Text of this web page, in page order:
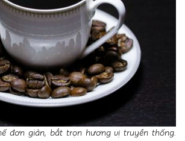
đơn giản, bắt trọn hương vị truyền thống.